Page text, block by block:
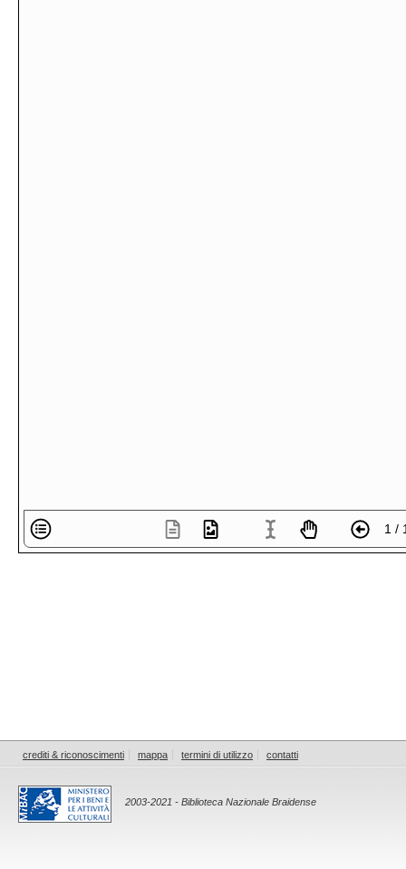
1 /
crediti & riconoscimenti mappa termini di utilizzo contatti
2003-2021 - Biblioteca Nazionale Braidense